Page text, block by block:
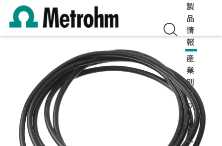
製
品
情
報
産
業
別
ア
プ
リ
ケ
ー